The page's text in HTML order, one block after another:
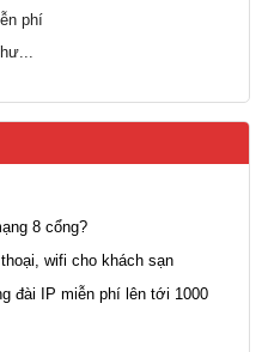
phí
8 cổng?
wifi cho khách sạn
đài IP miễn phí lên tới 1000